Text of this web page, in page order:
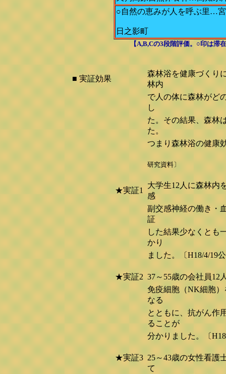
○自然の恵みが人を呼ぶ里…
日之影町
【A,B,Cの3段階評価。○印は
■ 実証効果
森林浴を健康づくり
林内
で人の体に森林がど
し
た。その結果、森林
た。
つまり森林浴の健康
研究資料〕
★実証1
大学生12人に森林内
感
副交感神経の働き・
証
した結果少なくとも
かり
ました。〔H18/4/19
★実証2 37～55歳の会社員12
免疫細胞（NK細胞
なる
とともに、抗がん作
ることが
分かりました。〔
★実証3 25～43歳の女性看護
て